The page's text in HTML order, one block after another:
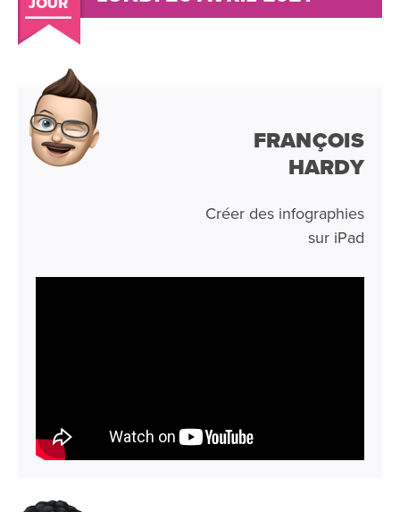
FRANÇOIS
HARDY
Créer des infographies
sur iPad